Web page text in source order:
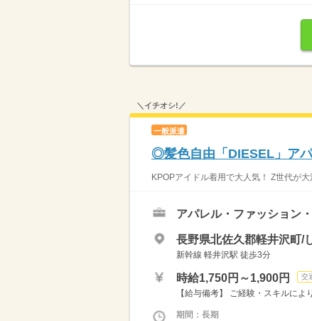
＼イチオシ!／
一般派遣
◎髪色自由「DIESEL」ア
KPOPアイドル着用で大人気！ Z世代が
アパレル・ファッション
長野県北佐久郡軽井沢町/
新幹線 軽井沢駅 徒歩3分
時給1,750円～1,900円 交
【給与備考】 ご経験・スキルによ
期間：長期